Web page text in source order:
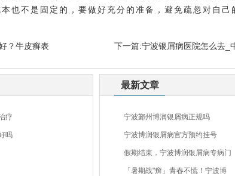
也不是固定的，要做好充分的准备，避免疏忽对自己
？牛皮癣表 下一篇:宁波银屑病医院怎么去_
疗
吗
最新文章
宁波鄞州博润银屑病正规吗
宁波博润银屑病官方预约挂号
假期结束，宁波博润银屑病专病门
「暑期战"癣」青春不慌！宁波博